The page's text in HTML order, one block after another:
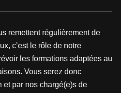
remettent régulièrement de
c’est le rôle de notre
les formations adaptées au
Vous serez donc
et par nos chargé(e)s de